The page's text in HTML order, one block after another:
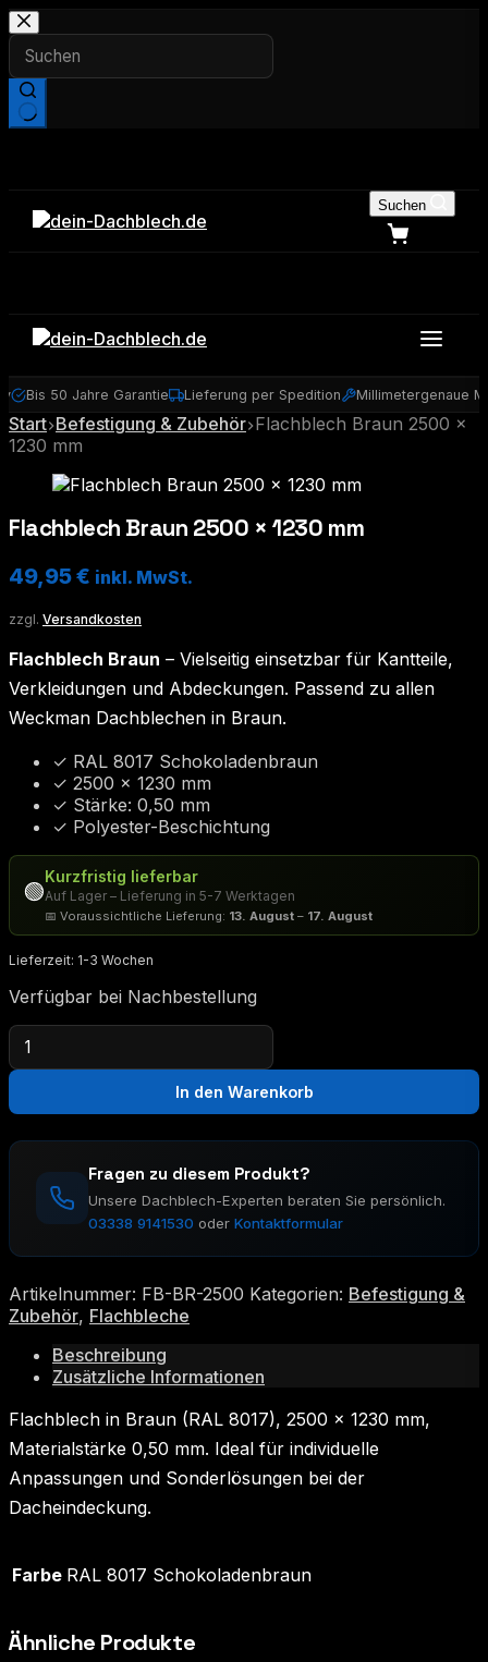
Zum
Inhalt
springen
Suchen
Bis 50 Jahre Garantie Lieferung per Spedition Millimetergenaue
Start Befestigung & Zubehör Flachblech Braun 2500 ×
1230 mm
Flachblech Braun 2500 × 1230 mm
49,95€ inkl. MwSt.
zzgl. Versandkosten
Flachblech Braun – Vielseitig einsetzbar für Kantteile,
Verkleidungen und Abdeckungen. Passend zu allen
Weckman Dachblechen in Braun.
✓ RAL 8017 Schokoladenbraun
✓ 2500 × 1230 mm
✓ Stärke: 0,50 mm
✓ Polyester-Beschichtung
🟢
Kurzfristig lieferbar
Auf Lager – Lieferung in 5-7 Werktagen
📅 Voraussichtliche Lieferung: 13. August – 17. August
Lieferzeit: 1-3 Wochen
Verfügbar bei Nachbestellung
Flachblech
Braun
2500
1230
mm
In den Warenkorb
Fragen zu diesem Produkt?
Unsere Dachblech-Experten beraten Sie persönlich.
03338 9141530 oder Kontaktformular
Artikelnummer: FB-BR-2500 Kategorien: Befestigung &
Zubehör, Flachbleche
Beschreibung
Zusätzliche Informationen
Flachblech in Braun (RAL 8017), 2500 × 1230 mm,
Materialstärke 0,50 mm. Ideal für individuelle
Anpassungen und Sonderlösungen bei der
Dacheindeckung.
Farbe RAL 8017 Schokoladenbraun
Ähnliche Produkte